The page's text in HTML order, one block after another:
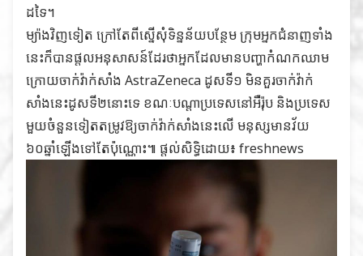
ដទៃ។
ម្យ៉ាងវិញទៀត ក្រៅតែពីស្នើសុំទិន្នន័យបន្ថែម ក្រុមអ្នកជំនាញទាំង
នេះក៏បានផ្ដលអនុសាសន៍ដែរថាអ្នកដែលមានបញ្ហាកំណកឈាម
ក្រោយចាក់វ៉ាក់សាំង AstraZeneca ដូសទី១ មិនគួរចាក់វ៉ាក់
សាំងនេះដូសទី២នោះទេ ខណៈបណ្ដាប្រទេសនៅអឺរ៉ុប និងប្រទេស
មួយចំនួនទៀតតម្រូវឱ្យចាក់វ៉ាក់សាំងនេះលើ មនុស្សមានវ័យ
៦០ឆ្នាំឡើងទៅតែប៉ុណ្ណោះ៕ ផ្តល់សិទ្ធិដោយ៖ freshnews